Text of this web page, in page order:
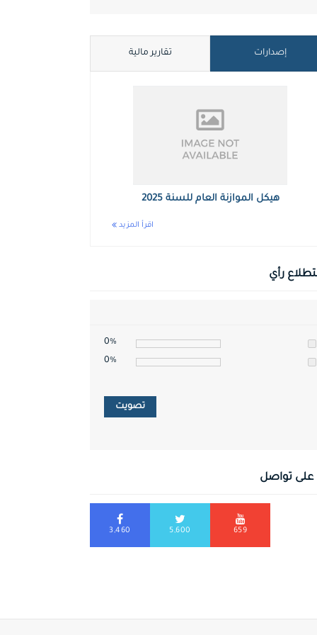
إصدارات تقارير مالية
هيكل الموازنة العام للسنة 2025
اقرأ المزيد
رأي
0%
0%
تصويت
على تواصل
3,460 5,600 659